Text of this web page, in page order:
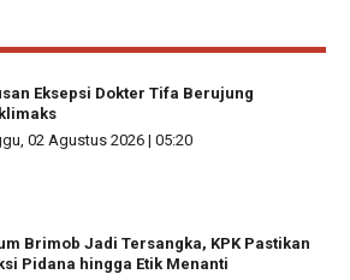
Eksepsi Dokter Tifa Berujung
02 Agustus 2026 | 05:20
Brimob Jadi Tersangka, KPK Pastikan
Pidana hingga Etik Menanti